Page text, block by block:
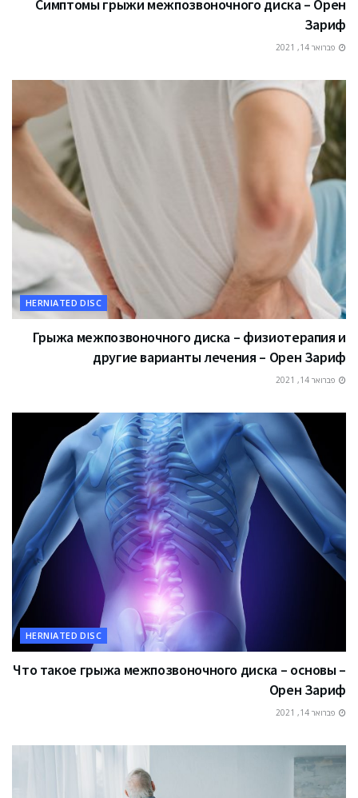
Симптомы грыжи межпозвоночного диска – Орен
Зариф
פברואר 14, 2021
HERNIATED DISC
Грыжа межпозвоночного диска – физиотерапия и
другие варианты лечения – Орен Зариф
פברואר 14, 2021
HERNIATED DISC
Что такое грыжа межпозвоночного диска – основы –
Орен Зариф
פברואר 14, 2021